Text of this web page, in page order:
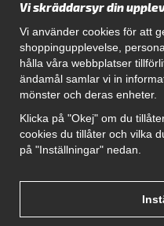
Navigation
Hur beställer jag
Gör Det Själv Paket
Montera dragkrok
SUPPORT
Villkor
Vi skräddarsyr din
Vi använder cookies för att
shoppingupplevelse,
hålla våra webbplatser
ändamål samlar vi in
mönster och deras enheter.
Klicka på "Okej" om du
cookies du tillåter och vilka
på "Inställningar" nedan.